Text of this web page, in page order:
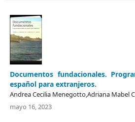
Documentos fundacionales.
español para extranjeros.
Andrea Cecilia Menegotto,Adriana Mabel
mayo 16, 2023